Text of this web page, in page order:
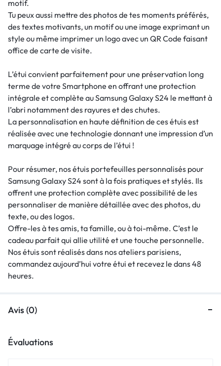
motif.
Tu peux aussi mettre des photos de tes moments préférés,
des textes motivants, un motif ou une image exprimant un
style ou même imprimer un logo avec un QR Code faisant
office de carte de visite.
L’étui convient parfaitement pour une préservation long
terme de votre Smartphone en offrant une protection
intégrale et complète au Samsung Galaxy S24 le mettant à
l’abri notamment des rayures et des chutes.
La personnalisation en haute définition de ces étuis est
réalisée avec une technologie donnant une impression d’un
marquage intégré au corps de l’étui !
Pour résumer, nos étuis portefeuilles personnalisés pour
Samsung Galaxy S24 sont à la fois pratiques et stylés. Ils
offrent une protection complète avec possibilité de les
personnaliser de manière détaillée avec des photos, du
texte, ou des logos.
Offre-les à tes amis, ta famille, ou à toi-même. C’est le
cadeau parfait qui allie utilité et une touche personnelle.
Nos étuis sont réalisés dans nos ateliers parisiens,
commandez aujourd’hui votre étui et recevez le dans 48
heures.
Avis (0)
Évaluations